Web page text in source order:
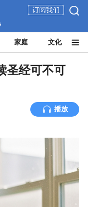
订阅我们
家庭 文化
圣经可不可
播放